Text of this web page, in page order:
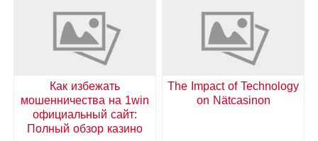
The Impact of Technology
on Nätcasinon
Как избежать
мошенничества на 1win
официальный сайт:
Полный обзор казино